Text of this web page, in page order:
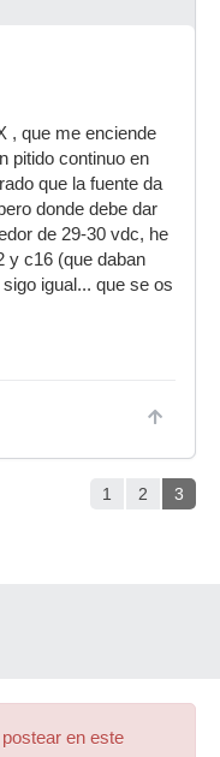
, que me enciende
pitido continuo en
que la fuente da
donde debe dar
de 29-30 vdc, he
y c16 (que daban
igual... que se os
1 2 3
en este